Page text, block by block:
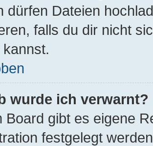
dürfen Dateien
falls du dir nicht
wurde ich verwarnt?
Board gibt es eigene
festgelegt